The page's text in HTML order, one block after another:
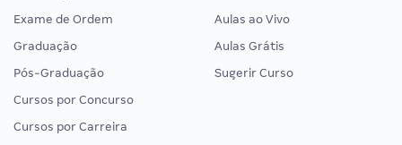
Exame de Ordem
Graduação
Pós-Graduação
Cursos por Concurso
Cursos por Carreira
Aulas ao Vivo
Aulas Grátis
Sugerir Curso